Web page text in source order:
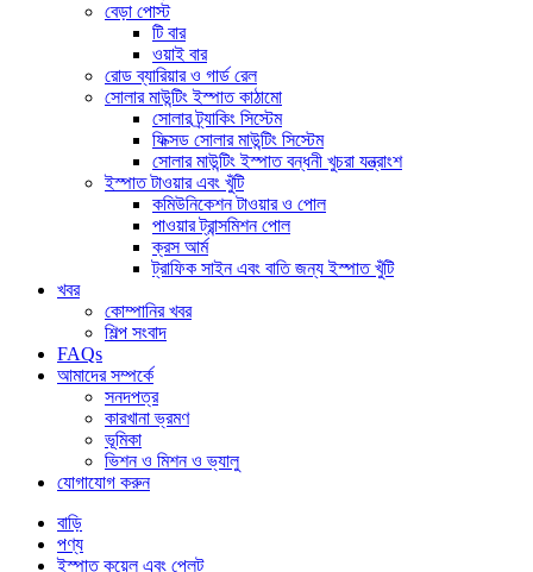
বেড়া পোস্ট
টি বার
ওয়াই বার
রোড ব্যারিয়ার ও গার্ড রেল
সোলার মাউন্টিং ইস্পাত কাঠামো
সোলার ট্র্যাকিং সিস্টেম
ফিক্সড সোলার মাউন্টিং সিস্টেম
সোলার মাউন্টিং ইস্পাত বন্ধনী খুচরা যন্ত্রাংশ
ইস্পাত টাওয়ার এবং খুঁটি
কমিউনিকেশন টাওয়ার ও পোল
পাওয়ার ট্রান্সমিশন পোল
ক্রস আর্ম
ট্রাফিক সাইন এবং বাতি জন্য ইস্পাত খুঁটি
খবর
কোম্পানির খবর
শিল্প সংবাদ
FAQs
আমাদের সম্পর্কে
সনদপত্র
কারখানা ভ্রমণ
ভূমিকা
ভিশন ও মিশন ও ভ্যালু
যোগাযোগ করুন
বাড়ি
পণ্য
ইস্পাত কয়েল এবং প্লেট